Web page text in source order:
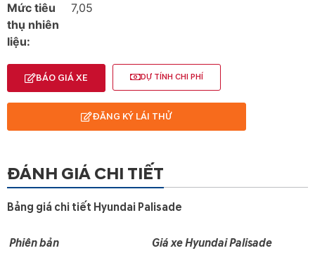
Mức tiêu
thụ nhiên
liệu:
7,05
BÁO GIÁ XE DỰ TÍNH CHI PHÍ
ĐĂNG KÝ LÁI THỬ
ĐÁNH GIÁ CHI TIẾT
Bảng giá chi tiết Hyundai Palisade
Phiên bản
Giá xe Hyundai Palisade